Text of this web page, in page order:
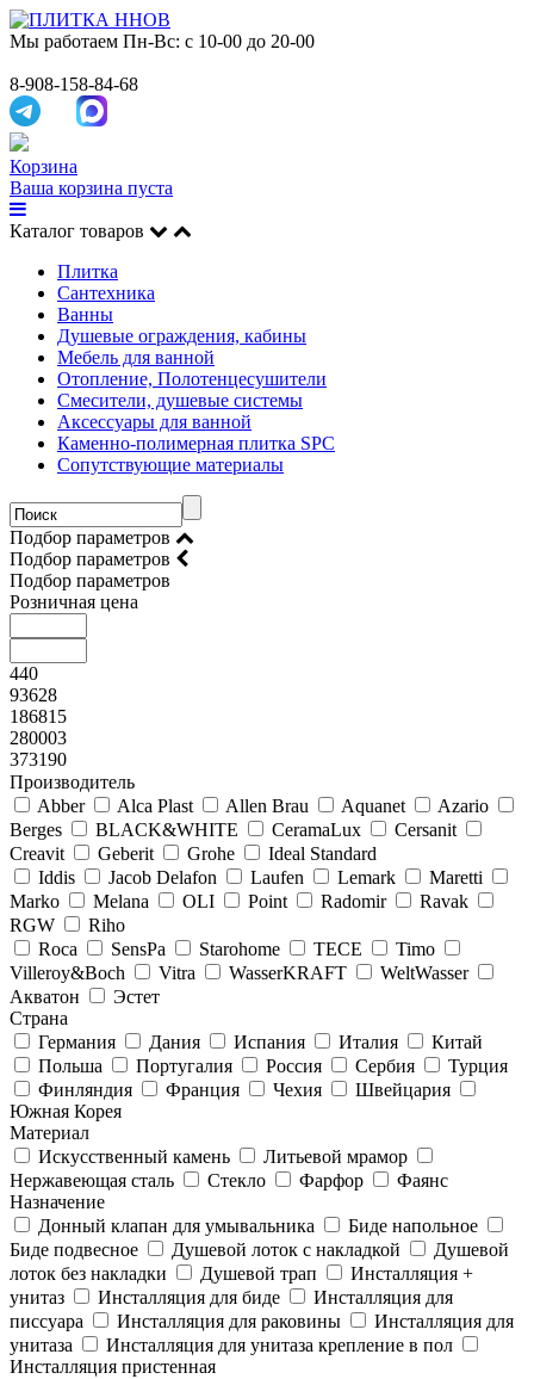
Мы работаем Пн-Вс: с 10-00 до 20-00
8-908-158-84-68
Корзина
Ваша корзина пуста
Каталог товаров
Плитка
Сантехника
Ванны
Душевые ограждения, кабины
Мебель для ванной
Отопление, Полотенцесушители
Смесители, душевые системы
Аксессуары для ванной
Каменно-полимерная плитка SPC
Сопутствующие материалы
Подбор параметров
Подбор параметров
Подбор параметров
Розничная цена
440
93628
186815
280003
373190
Производитель
Abber
Alca Plast Allen Brau Aquanet
Azario
Berges
BLACK&WHITE CeramaLux
Cersanit
Creavit
Geberit Grohe
Ideal Standard
Iddis
Jacob Delafon Laufen Lemark
Maretti
Marko
Melana OLI Point Radomir
Ravak
RGW
Riho
Roca
SensPa Starohome TECE
Timo
Villeroy&Boсh
Vitra WasserKRAFT
WeltWasser
Акватон
Эстет
Страна
Германия
Дания Испания Италия
Китай
Польша
Португалия Россия Сербия
Турция
Финляндия
Франция Чехия
Швейцария
Южная Корея
Материал
Искусственный камень
Литьевой мрамор
Нержавеющая сталь
Стекло Фарфор
Фаянс
Назначение
Донный клапан для умывальника
Биде напольное
Биде подвесное
Душевой лоток с накладкой
Душевой
лоток без накладки
Душевой трап
Инсталляция +
унитаз
Инсталляция для биде
Инсталляция для
писсуара
Инсталляция для раковины
Инсталляция для
унитаза
Инсталляция для унитаза крепление в пол
Инсталляция пристенная